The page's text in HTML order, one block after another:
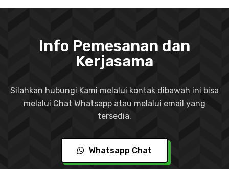
Info Pemesanan dan
Kerjasama
Silahkan hubungi Kami melalui kontak dibawah ini bisa
melalui Chat Whatsapp atau melalui email yang
tersedia.
Whatsapp Chat